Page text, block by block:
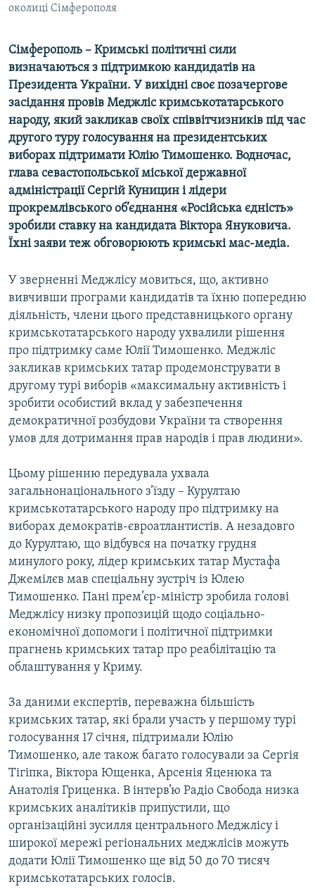
УКР
Усі сайти RFE/RL
околиці Сімферополя
Сімферополь – Кримські політичні сили
визначаються з підтримкою кандидатів на
Президента України. У вихідні своє позачергове
засідання провів Меджліс кримськотатарського
народу, який закликав своїх співвітчизників під час
другого туру голосування на президентських
виборах підтримати Юлію Тимошенко. Водночас,
глава севастопольської міської державної
адміністрації Сергій Куницин і лідери
прокремлівського об’єднання «Російська єдність»
зробили ставку на кандидата Віктора Януковича.
Їхні заяви теж обговорюють кримські мас-медіа.
У зверненні Меджлісу мовиться, що, активно
вивчивши програми кандидатів та їхню попередню
діяльність, члени цього представницького органу
кримськотатарського народу ухвалили рішення
про підтримку саме Юлії Тимошенко. Меджліс
закликав кримських татар продемонструвати в
другому турі виборів «максимальну активність і
зробити особистий вклад у забезпечення
демократичної розбудови України та створення
умов для дотримання прав народів і прав людини».
Цьому рішенню передувала ухвала
загальнонаціонального з’їзду – Курултаю
кримськотатарського народу про підтримку на
виборах демократів-євроатлантистів. А незадовго
до Курултаю, що відбувся на початку грудня
минулого року, лідер кримських татар Мустафа
Джемілєв мав спеціальну зустріч із Юлею
Тимошенко. Пані прем’єр-міністр зробила голові
Меджлісу низку пропозицій щодо соціально-
економічної допомоги і політичної підтримки
прагнень кримських татар про реабілітацію та
облаштування у Криму.
За даними експертів, переважна більшість
кримських татар, які брали участь у першому турі
голосування 17 січня, підтримали Юлію
Тимошенко, але також багато голосували за Сергія
Тігіпка, Віктора Ющенка, Арсенія Яценюка та
Анатолія Гриценка. В інтерв’ю Радіо Свобода низка
кримських аналітиків припустили, що
організаційні зусилля центрального Меджлісу і
широкої мережі регіональних меджлісів можуть
додати Юлії Тимошенко ще від 50 до 70 тисяч
кримськотатарських голосів.